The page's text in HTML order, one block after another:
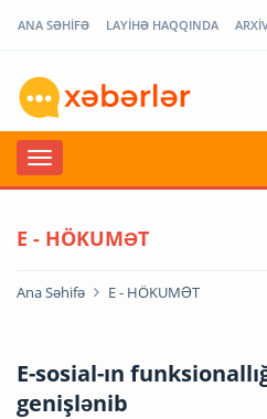
ANA SƏHİFƏ LAYİHƏ HAQQINDA
E - HÖKUMƏT
Ana Səhifə E - HÖKUMƏT
E-sosial-ın
genişlənib